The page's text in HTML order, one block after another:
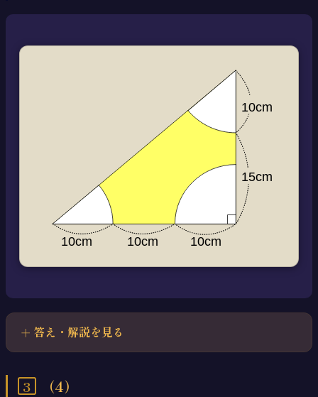
答え・解説を見る
3 （4）